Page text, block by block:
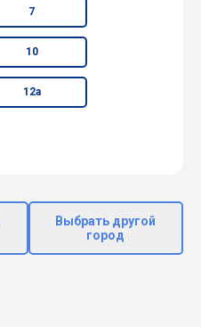
7
10
12а
Выбрать другой
город